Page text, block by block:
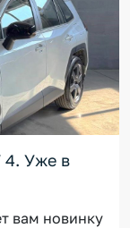
4. Уже в
вам новинку